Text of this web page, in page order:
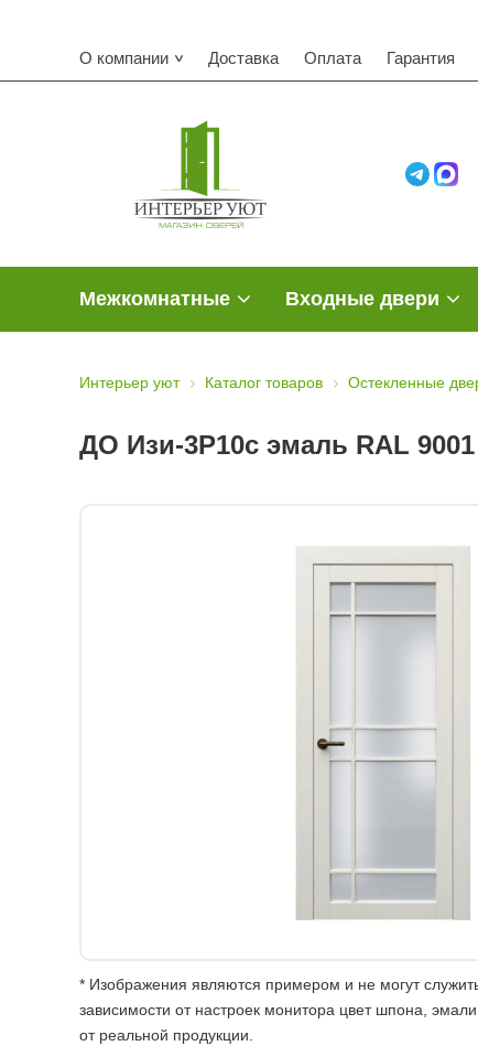
О компании Доставка Оплата Гарантия
Межкомнатные Входные двери
Интерьер уют Каталог товаров Остекленные
ДО Изи-3Р10с эмаль RAL 9001
* Изображения являются примером и не могут
зависимости от настроек монитора цвет шпона,
от реальной продукции.